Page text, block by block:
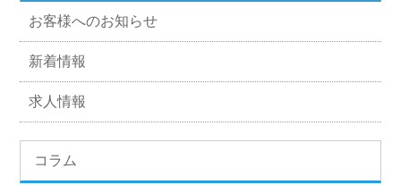
お客様へのお知らせ
新着情報
求人情報
コラム